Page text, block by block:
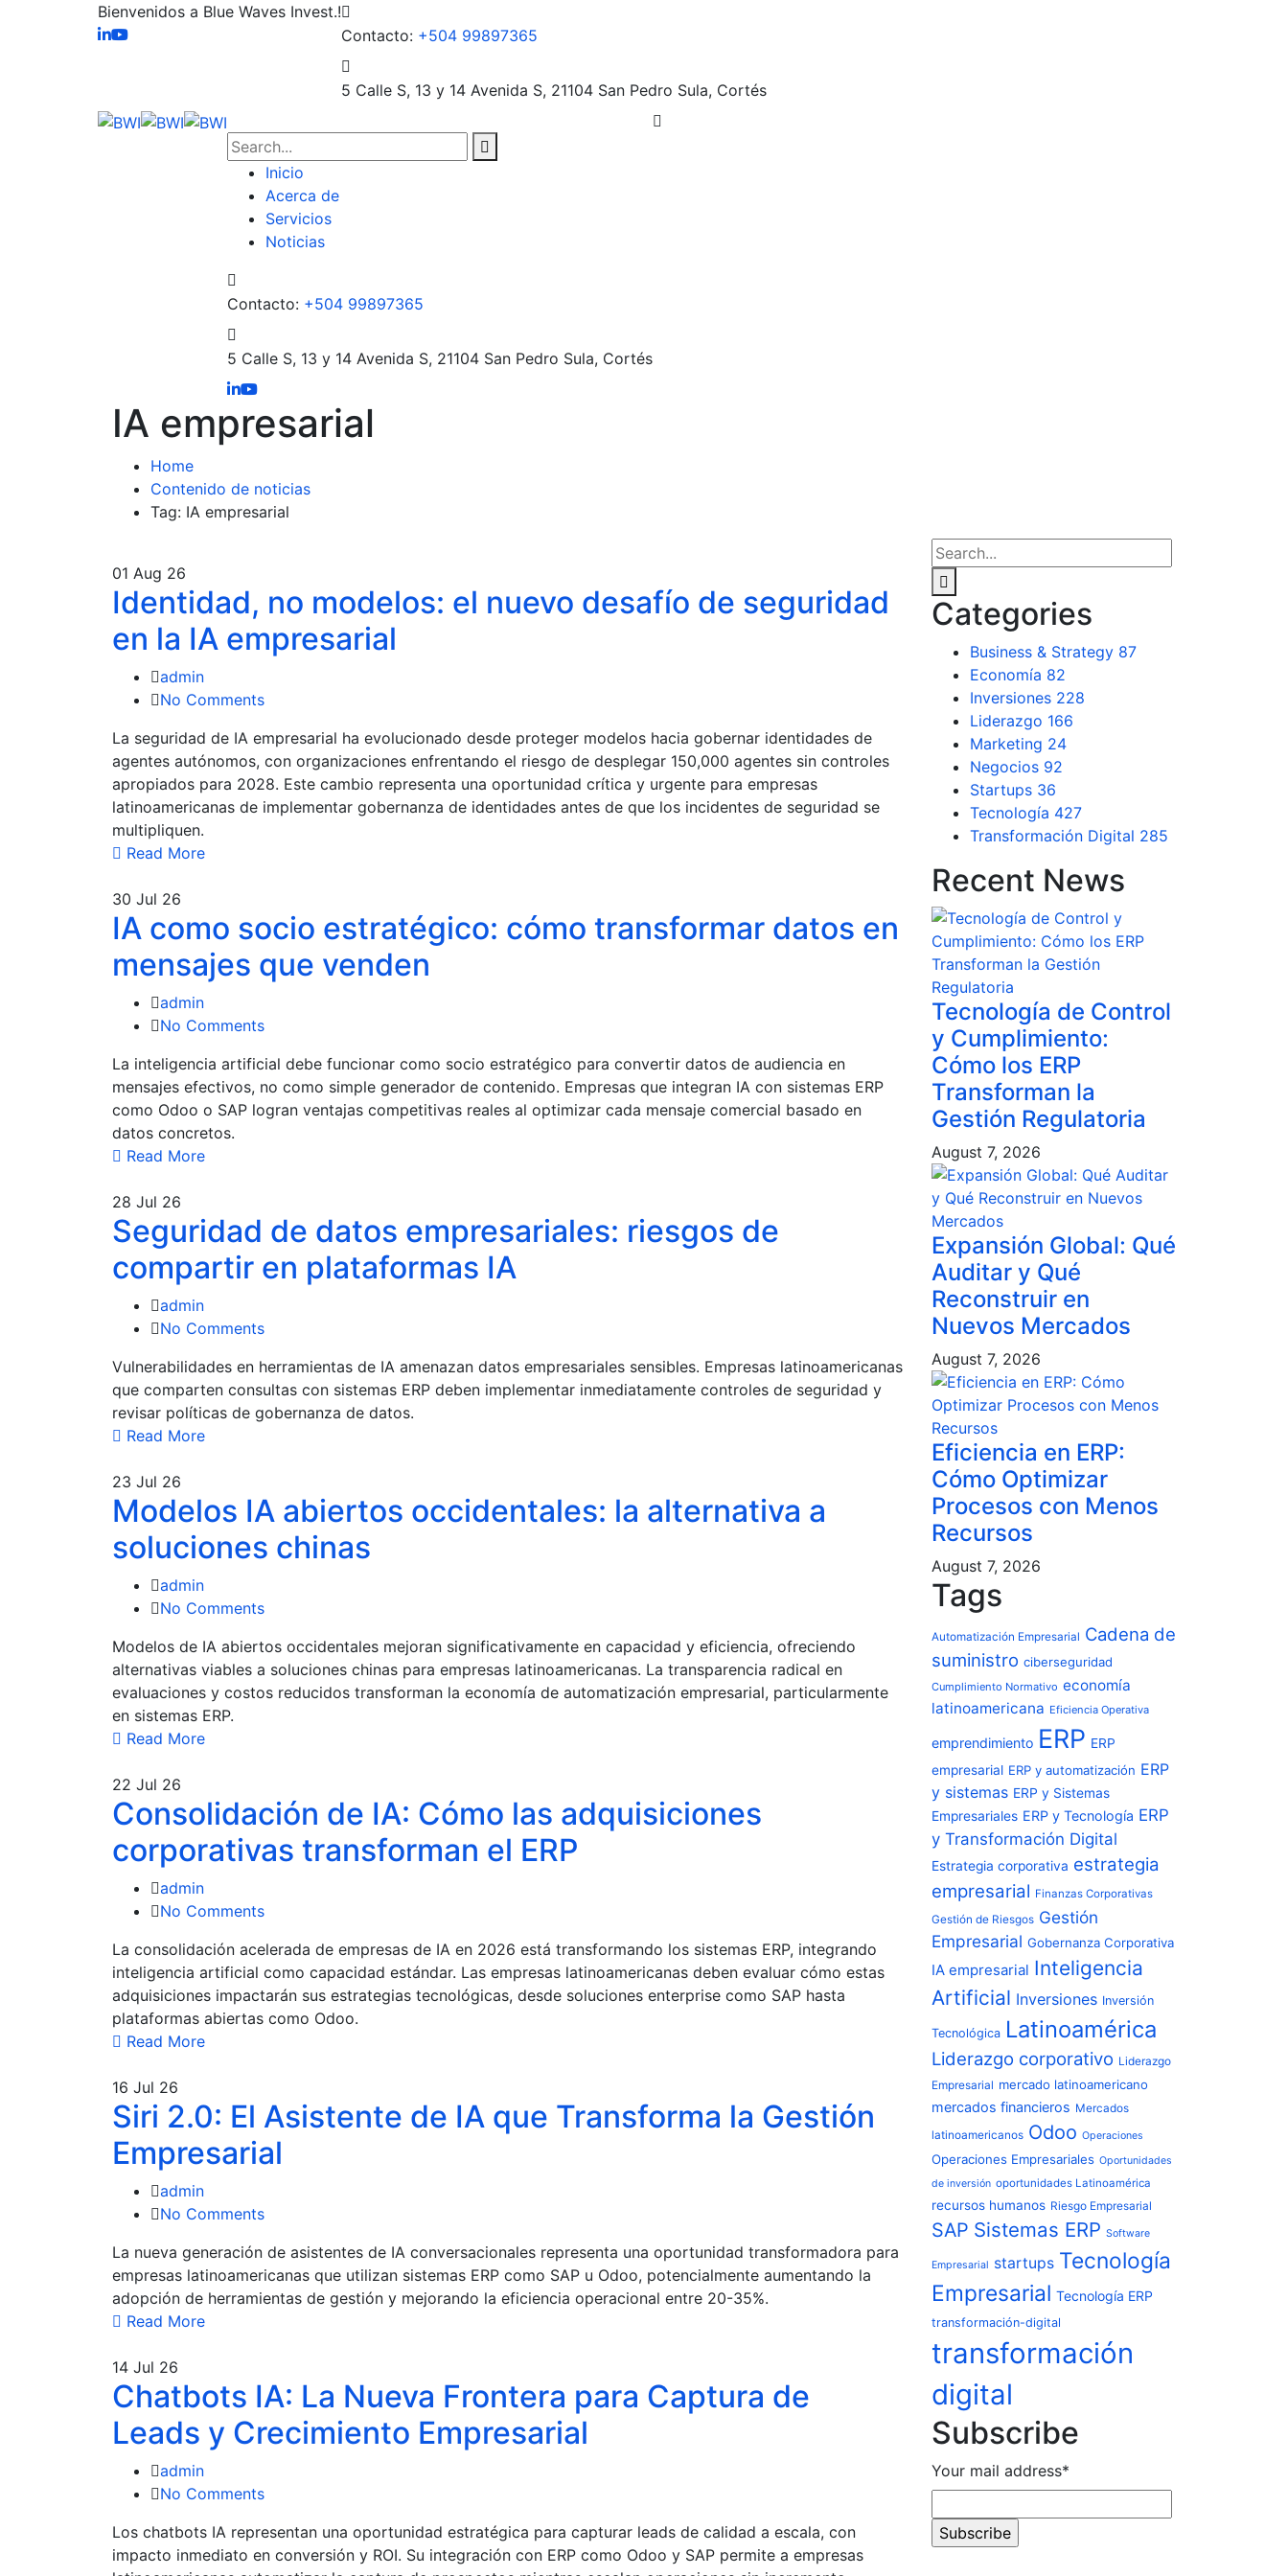
Bienvenidos a Blue Waves Invest.!
Contacto: +504 99897365
5 Calle S, 13 y 14 Avenida S, 21104 San Pedro Sula, Cortés
Inicio
Acerca de
Servicios
Noticias
Contacto: +504 99897365
5 Calle S, 13 y 14 Avenida S, 21104 San Pedro Sula, Cortés
IA empresarial
Home
Contenido de noticias
Tag: IA empresarial
01 Aug 26
Identidad, no modelos: el nuevo desafío de seguridad
en la IA empresarial
admin
No Comments
La seguridad de IA empresarial ha evolucionado desde proteger modelos hacia gobernar identidades de
agentes autónomos, con organizaciones enfrentando el riesgo de desplegar 150,000 agentes sin controles
apropiados para 2028. Este cambio representa una oportunidad crítica y urgente para empresas
latinoamericanas de implementar gobernanza de identidades antes de que los incidentes de seguridad se
multipliquen.
Read More
30 Jul 26
IA como socio estratégico: cómo transformar datos en
mensajes que venden
admin
No Comments
La inteligencia artificial debe funcionar como socio estratégico para convertir datos de audiencia en
mensajes efectivos, no como simple generador de contenido. Empresas que integran IA con sistemas ERP
como Odoo o SAP logran ventajas competitivas reales al optimizar cada mensaje comercial basado en
datos concretos.
Read More
28 Jul 26
Seguridad de datos empresariales: riesgos de
compartir en plataformas IA
admin
No Comments
Vulnerabilidades en herramientas de IA amenazan datos empresariales sensibles. Empresas latinoamericanas
que comparten consultas con sistemas ERP deben implementar inmediatamente controles de seguridad y
revisar políticas de gobernanza de datos.
Read More
23 Jul 26
Modelos IA abiertos occidentales: la alternativa a
soluciones chinas
admin
No Comments
Modelos de IA abiertos occidentales mejoran significativamente en capacidad y eficiencia, ofreciendo
alternativas viables a soluciones chinas para empresas latinoamericanas. La transparencia radical en
evaluaciones y costos reducidos transforman la economía de automatización empresarial, particularmente
en sistemas ERP.
Read More
22 Jul 26
Consolidación de IA: Cómo las adquisiciones
corporativas transforman el ERP
admin
No Comments
La consolidación acelerada de empresas de IA en 2026 está transformando los sistemas ERP, integrando
inteligencia artificial como capacidad estándar. Las empresas latinoamericanas deben evaluar cómo estas
adquisiciones impactarán sus estrategias tecnológicas, desde soluciones enterprise como SAP hasta
plataformas abiertas como Odoo.
Read More
16 Jul 26
Siri 2.0: El Asistente de IA que Transforma la Gestión
Empresarial
admin
No Comments
La nueva generación de asistentes de IA conversacionales representa una oportunidad transformadora para
empresas latinoamericanas que utilizan sistemas ERP como SAP u Odoo, potencialmente aumentando la
adopción de herramientas de gestión y mejorando la eficiencia operacional entre 20-35%.
Read More
14 Jul 26
Chatbots IA: La Nueva Frontera para Captura de
Leads y Crecimiento Empresarial
admin
No Comments
Los chatbots IA representan una oportunidad estratégica para capturar leads de calidad a escala, con
impacto inmediato en conversión y ROI. Su integración con ERP como Odoo y SAP permite a empresas
Categories
Business & Strategy 87
Economía 82
Inversiones 228
Liderazgo 166
Marketing 24
Negocios 92
Startups 36
Tecnología 427
Transformación Digital 285
Recent News
Tecnología de Control
y Cumplimiento:
Cómo los ERP
Transforman la
Gestión Regulatoria
August 7, 2026
Expansión Global: Qué
Auditar y Qué
Reconstruir en
Nuevos Mercados
August 7, 2026
Eficiencia en ERP:
Cómo Optimizar
Procesos con Menos
Recursos
August 7, 2026
Tags
Automatización Empresarial Cadena de
suministro ciberseguridad
Cumplimiento Normativo economía
latinoamericana Eficiencia Operativa
emprendimiento ERP ERP
empresarial ERP y automatización ERP
y sistemas ERP y Sistemas
Empresariales ERP y Tecnología ERP
y Transformación Digital
Estrategia corporativa estrategia
empresarial Finanzas Corporativas
Gestión de Riesgos Gestión
Empresarial Gobernanza Corporativa
IA empresarial Inteligencia
Artificial Inversiones Inversión
Tecnológica Latinoamérica
Liderazgo corporativo Liderazgo
Empresarial mercado latinoamericano
mercados financieros Mercados
latinoamericanos Odoo Operaciones
Operaciones Empresariales Oportunidades
de inversión oportunidades Latinoamérica
recursos humanos Riesgo Empresarial
SAP Sistemas ERP Software
Empresarial startups Tecnología
Empresarial Tecnología ERP
transformación-digital
transformación
digital
Subscribe
Your mail address*